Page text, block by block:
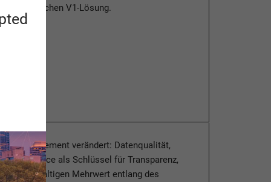
zur klassischen V1-Lösung.
Management verändert: Datenqualität,
Governance als Schlüssel für Transparenz,
nachhaltigen Mehrwert entlang des